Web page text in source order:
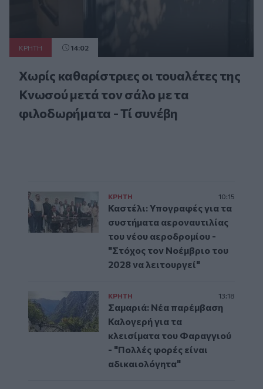
ΚΡΗΤΗ 14:02
Χωρίς καθαρίστριες οι τουαλέτες της
Κνωσού μετά τον σάλο με τα
φιλοδωρήματα - Τί συνέβη
ΚΡΗΤΗ 10:15
Καστέλι: Υπογραφές για τα
συστήματα αεροναυτιλίας
του νέου αεροδρομίου -
"Στόχος τον Νοέμβριο του
2028 να λειτουργεί"
ΚΡΗΤΗ 13:18
Σαμαριά: Νέα παρέμβαση
Καλογερή για τα
κλεισίματα του Φαραγγιού
- "Πολλές φορές είναι
αδικαιολόγητα"